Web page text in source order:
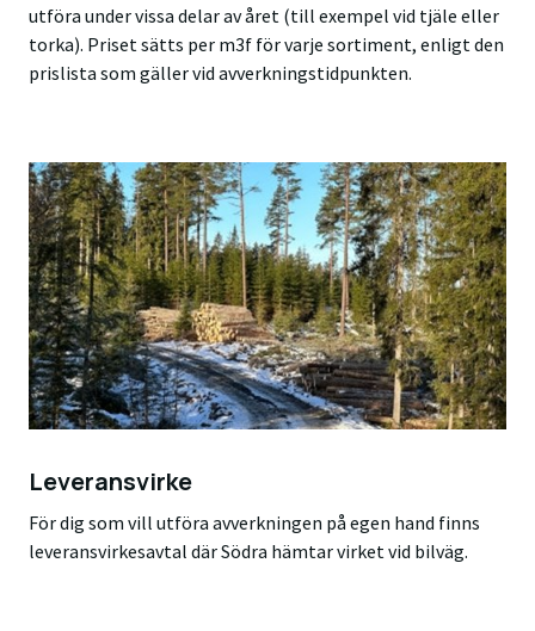
utföra under vissa delar av året (till exempel vid tjäle eller
torka). Priset sätts per m3f för varje sortiment, enligt den
prislista som gäller vid avverkningstidpunkten.
Leveransvirke
För dig som vill utföra avverkningen på egen hand finns
leveransvirkesavtal där Södra hämtar virket vid bilväg.